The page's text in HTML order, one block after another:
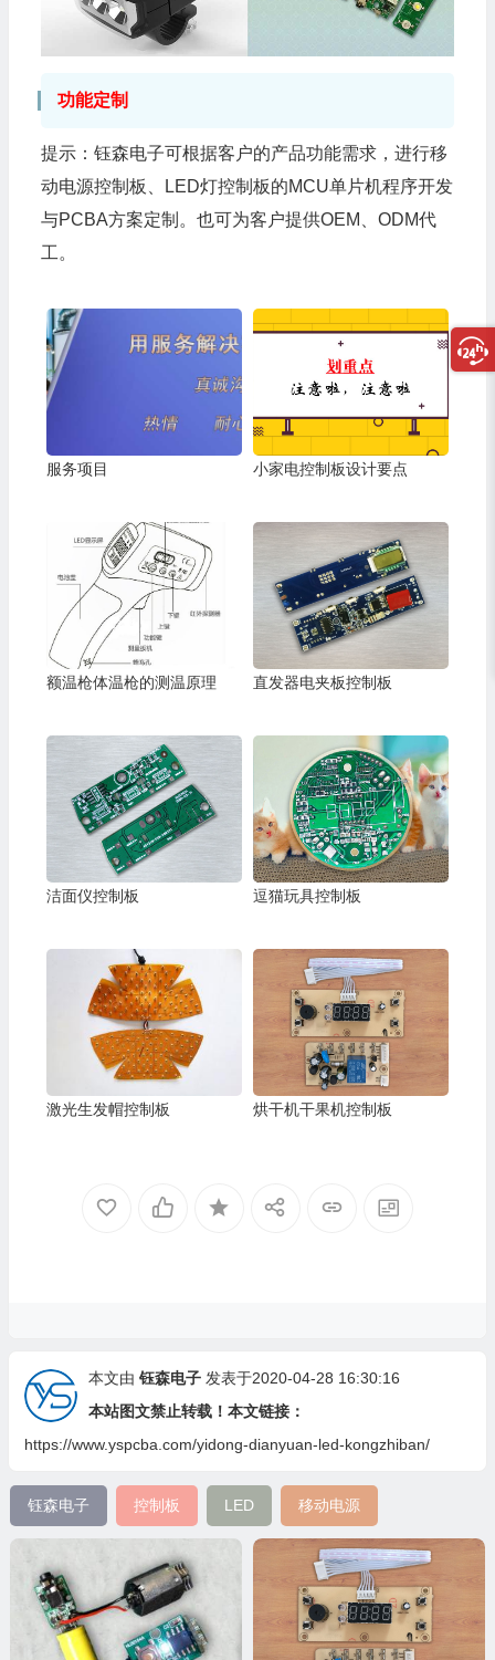
功能定制
提示：钰森电子可根据客户的产品功能需求，进行移
动电源控制板、LED灯控制板的MCU单片机程序开发
与PCBA方案定制。也可为客户提供OEM、ODM代
工。
服务项目 小家电控制板设计要点
额温枪体温枪的测温原理 直发器电夹板控制板
洁面仪控制板 逗猫玩具控制板
激光生发帽控制板 烘干机干果机控制板
本文由 钰森电子 发表于2020-04-28 16:30:16
本站图文禁止转载！本文链接：
https://www.yspcba.com/yidong-dianyuan-led-kongzhiban/
钰森电子 控制板 LED 移动电源